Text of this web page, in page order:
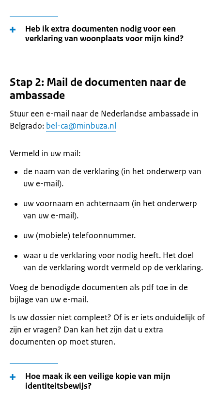
Heb ik extra documenten nodig voor een
verklaring van woonplaats voor mijn kind?
Stap 2: Mail de documenten naar de
ambassade
Stuur een e-mail naar de Nederlandse ambassade in
Belgrado: bel-ca@minbuza.nl
Vermeld in uw mail:
de naam van de verklaring (in het onderwerp van
uw e-mail).
uw voornaam en achternaam (in het onderwerp
van uw e-mail).
uw (mobiele) telefoonnummer.
waar u de verklaring voor nodig heeft. Het doel
van de verklaring wordt vermeld op de verklaring.
Voeg de benodigde documenten als pdf toe in de
bijlage van uw e-mail.
Is uw dossier niet compleet? Of is er iets onduidelijk of
zijn er vragen? Dan kan het zijn dat u extra
documenten op moet sturen.
Hoe maak ik een veilige kopie van mijn
identiteitsbewijs?